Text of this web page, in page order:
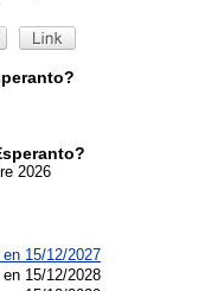
2026
15/12/2027
15/12/2028